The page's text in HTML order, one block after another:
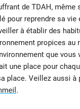
de TDAH, même
pour reprendre sa vie
à établir des
propices au
que vous
une place pour
place. Veillez aussi à
.